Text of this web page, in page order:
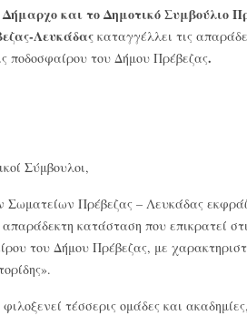
Δήμαρχο και το Δημοτικό Συμβούλιο
Λευκάδας καταγγέλλει τις
ποδοσφαίρου του Δήμου Πρέβεζας.
Σύμβουλοι,
Πρέβεζας – Λευκάδας
κατάσταση που επικρατεί
του Δήμου Πρέβεζας, με
τέσσερις ομάδες και